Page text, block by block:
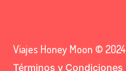
Viajes Honey Moon © 2024
Términos y Condiciones